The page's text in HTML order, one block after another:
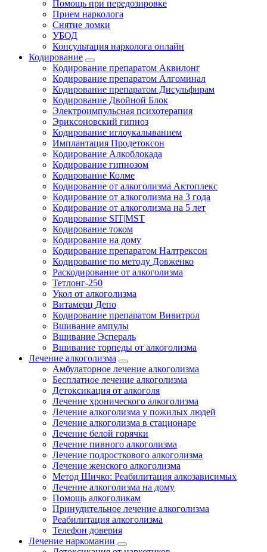
Помощь при передозировке
Прием нарколога
Снятие ломки
УБОД
Консультация нарколога онлайн
Кодирование
Кодирование препаратом Аквилонг
Кодирование препаратом Алгоминал
Кодирование препаратом Дисульфирам
Кодирование Двойной Блок
Электроимпульсная психотерапия
Эриксоновский гипноз
Кодирование иглоукалыванием
Имплантация Продетоксон
Кодирование Алкоблокада
Кодирование гипнозом
Кодирование Колме
Кодирование от алкоголизма Актоплекс
Кодирование от алкоголизма на 3 года
Кодирование от алкоголизма на 5 лет
Кодирование SIT|MST
Кодирование током
Кодирование на дому
Кодирование препаратом Налтрексон
Кодирование по методу Довженко
Раскодирование от алкоголизма
Тетлонг-250
Укол от алкоголизма
Витамерц Депо
Кодирование препаратом Вивитрол
Вшивание ампулы
Вшивание Эспераль
Вшивание торпеды от алкоголизма
Лечение алкоголизма
Амбулаторное лечение алкоголизма
Бесплатное лечение алкоголизма
Детоксикация от алкоголя
Лечение хронического алкоголизма
Лечение алкоголизма у пожилых людей
Лечение алкоголизма в стационаре
Лечение белой горячки
Лечение пивного алкоголизма
Лечение подросткового алкоголизма
Лечение женского алкоголизма
Метод Шичко: Реабилитация алкозависимых
Лечение алкоголизма на дому
Помощь алкоголикам
Принудительное лечение алкоголизма
Реабилитация алкоголизма
Телефон доверия
Лечение наркомании